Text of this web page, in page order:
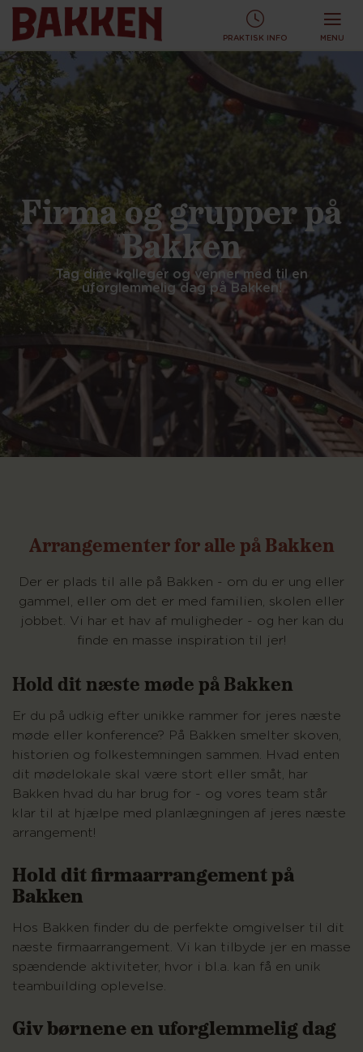
Firma og grupper på
Bakken
Tag dine kolleger og venner med til en
uforglemmelig dag på Bakken!
Arrangementer for alle på Bakken
Der er plads til alle på Bakken - om du er ung eller
gammel, eller om det er med familien, skolen eller
jobbet. Vi har et hav af muligheder - og her kan du
finde en masse inspiration til jer!
Hold dit næste møde på Bakken
Er du på udkig efter unikke rammer for jeres næste
møde eller konference? På Bakken smelter skoven,
historien og folkestemningen sammen. Hvad enten
dit mødelokale skal være stort eller småt, har
Bakken hvad du har brug for - og vores team står
klar til at hjælpe med planlægningen af jeres næste
arrangement!
Hold dit firmaarrangement på
Bakken
Hos Bakken finder du de perfekte omgivelser til dit
næste firmaarrangement. Vi kan tilbyde jer en masse
spændende aktiviteter, hvor i bl.a. kan få en unik
teambuilding oplevelse.
Giv børnene en uforglemmelig dag
PRAKTISK INFO MENU